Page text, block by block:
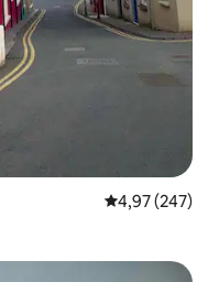
Gemiddelde
4,97 (247)